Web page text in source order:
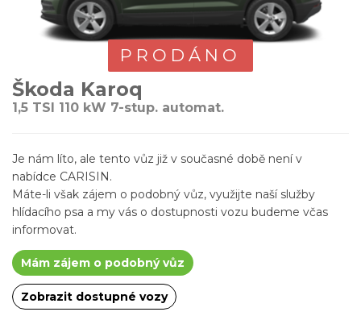
PRODÁNO
Škoda Karoq
1,5 TSI 110 kW 7-stup. automat.
Je nám líto, ale tento vůz již v současné době není v
nabídce CARISIN.
Máte-li však zájem o podobný vůz, využijte naší služby
hlídacího psa a my vás o dostupnosti vozu budeme včas
informovat.
Mám zájem o podobný vůz
Zobrazit dostupné vozy